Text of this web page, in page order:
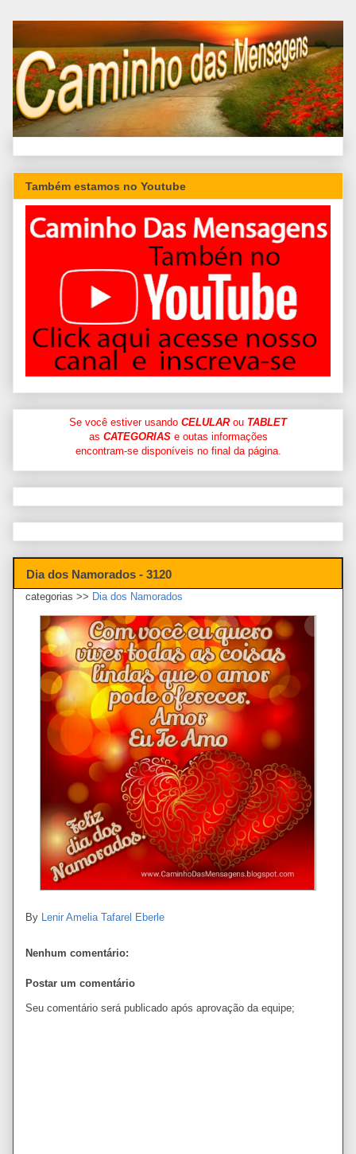
Também estamos no Youtube
Se você estiver usando CELULARou TABLET
as CATEGORIASe outas informações
encontram-se disponíveis no final da página.
Dia dos Namorados - 3120
categorias >> Dia dos Namorados
By Lenir Amelia Tafarel Eberle
Nenhum comentário:
Postar um comentário
Seu comentário será publicado após aprovação da equipe;